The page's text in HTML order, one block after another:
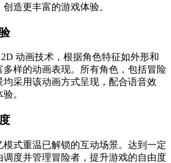
造更丰富的游戏体验。
动画技术，根据角色特征如外形和
样的动画表现。所有角色，包括冒险
采用该动画方式呈现，配合语音效
。
式重温已解锁的互动场景。达到一定
度并管理冒险者，提升游戏的自由度